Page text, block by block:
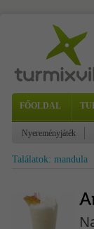
FŐOLDAL
Nyereményjáték
Találatok: mandula